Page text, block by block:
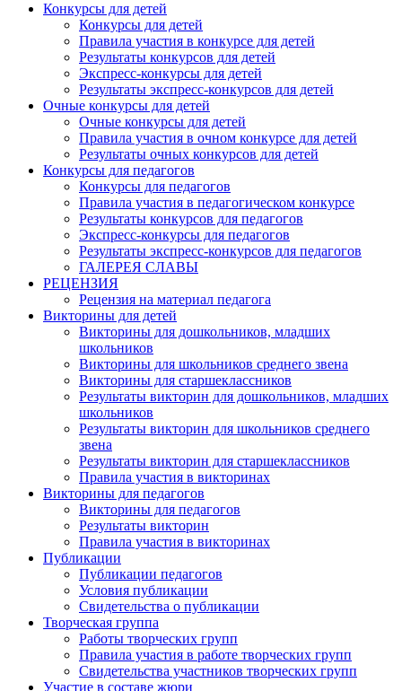
Конкурсы для детей
Конкурсы для детей
Правила участия в конкурсе для детей
Результаты конкурсов для детей
Экспресс-конкурсы для детей
Результаты экспресс-конкурсов для детей
Очные конкурсы для детей
Очные конкурсы для детей
Правила участия в очном конкурсе для детей
Результаты очных конкурсов для детей
Конкурсы для педагогов
Конкурсы для педагогов
Правила участия в педагогическом конкурсе
Результаты конкурсов для педагогов
Экспресс-конкурсы для педагогов
Результаты экспресс-конкурсов для педагогов
ГАЛЕРЕЯ СЛАВЫ
РЕЦЕНЗИЯ
Рецензия на материал педагога
Викторины для детей
Викторины для дошкольников, младших
школьников
Викторины для школьников среднего звена
Викторины для старшеклассников
Результаты викторин для дошкольников, младших
школьников
Результаты викторин для школьников среднего
звена
Результаты викторин для старшеклассников
Правила участия в викторинах
Викторины для педагогов
Викторины для педагогов
Результаты викторин
Правила участия в викторинах
Публикации
Публикации педагогов
Условия публикации
Свидетельства о публикации
Творческая группа
Работы творческих групп
Правила участия в работе творческих групп
Свидетельства участников творческих групп
Участие в составе жюри